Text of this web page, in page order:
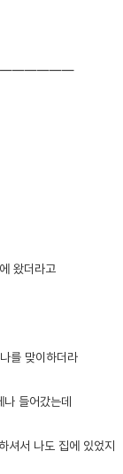
왔더라고
를 맞이하더라
들어갔는데
셔서 나도 집에 있었지